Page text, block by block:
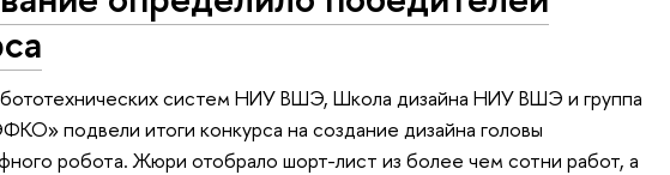
систем НИУ ВШЭ, Школа дизайна НИУ ВШЭ и группа
подвели итоги конкурса на создание дизайна головы
робота. Жюри отобрало шорт-лист из более чем сотни работ, а